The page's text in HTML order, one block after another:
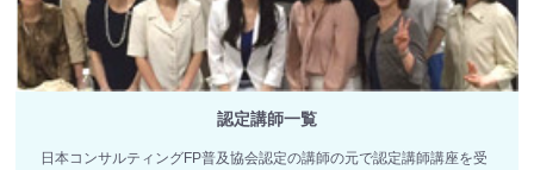
認定講師一覧
日本コンサルティングFP普及協会認定の講師の元で認定講師講座を受